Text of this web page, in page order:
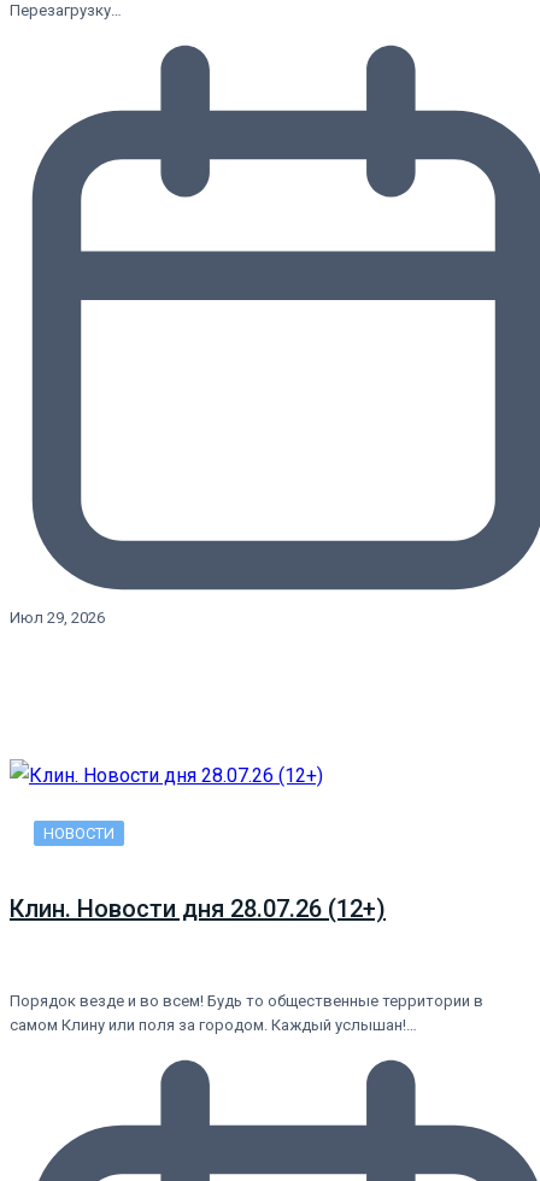
Перезагрузку…
Июл 29, 2026
НОВОСТИ
Клин. Новости дня 28.07.26 (12+)
Порядок везде и во всем! Будь то общественные территории в
самом Клину или поля за городом. Каждый услышан!…